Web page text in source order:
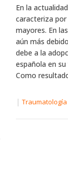
En la
caracteriza
mayores. En
aún más
debe a la
española en
Como
|